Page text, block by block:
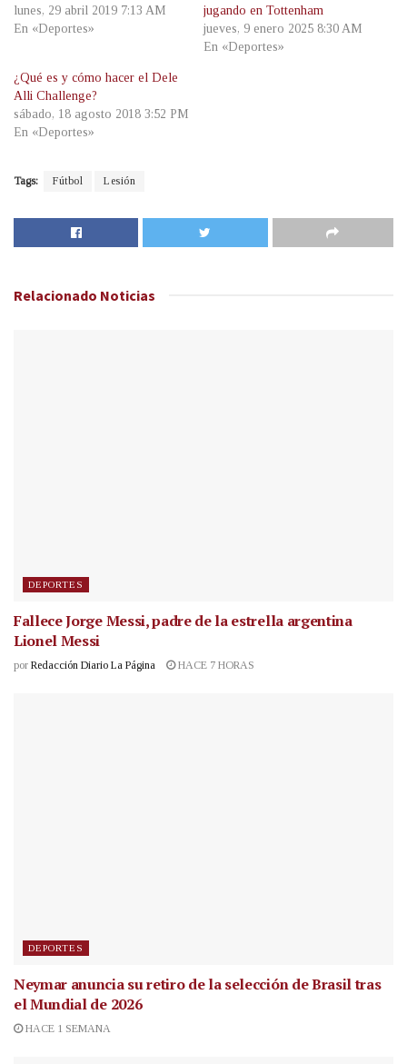
lunes, 29 abril 2019 7:13 AM
En «Deportes»
jugando en Tottenham
jueves, 9 enero 2025 8:30 AM
En «Deportes»
¿Qué es y cómo hacer el Dele
Alli Challenge?
sábado, 18 agosto 2018 3:52 PM
En «Deportes»
Tags: Fútbol Lesión
Relacionado Noticias
DEPORTES
Fallece Jorge Messi, padre de la estrella argentina
Lionel Messi
por Redacción Diario La Página HACE 7 HORAS
DEPORTES
Neymar anuncia su retiro de la selección de Brasil tras
el Mundial de 2026
HACE 1 SEMANA